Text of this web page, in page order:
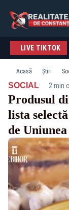
LIVE TIKTOK
Acasă Știri
SOCIAL· 2 min
Produsul
lista
de